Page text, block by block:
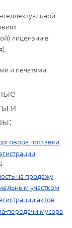
лицензии в
и печатями
и
поставки
на продажу
участком
актов
передачи мусора